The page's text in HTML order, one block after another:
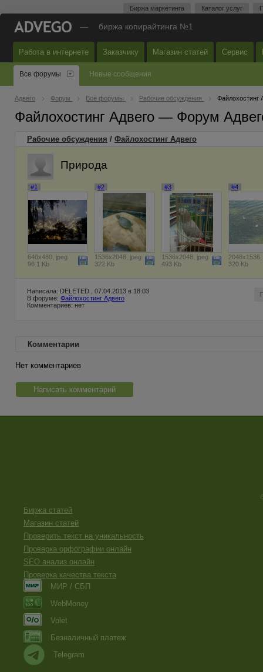
Биржа маркетинга Каталог услуг
— биржа копирайтинга №1
Работа в интернете Заказчику Магазин статей Сервис
Все форумы Новые сообщения
Адвего Форум Все форумы Рабочие обсуждения Файлохостинг
Файлохостинг Адвего — Форум
Рабочие обсуждения / Файлохостинг Адвего
Природа
#1
640x480, jpeg
96.1 Kb
#2
1536x2048, jpeg
322 Kb
#3
1536x2048, jpeg
493 Kb
#4
2048x1536,
320 Kb
Написала: DELETED , 07.04.2013 в 18:03
В форуме: Файлохостинг Адвего
Комментариев: нет
Комментарии
Нет комментариев
Написать комментарий
Биржа статей
Магазин статей
Проверить текст на уникальность
Проверка орфографии онлайн
SEO анализ онлайн
Проверка качества текста
МИР / СБП
WebMoney
Volet
Безналичный платеж
Telegram